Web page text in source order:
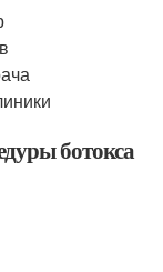
ботокса